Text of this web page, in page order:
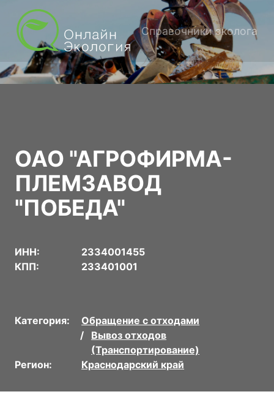
Справочники эколога
ОАО "АГРОФИРМА-
ПЛЕМЗАВОД
"ПОБЕДА"
ИНН:
2334001455
КПП:
233401001
Категория:
Обращение с отходами
Вывоз отходов
(Транспортирование)
Регион:
Краснодарский край